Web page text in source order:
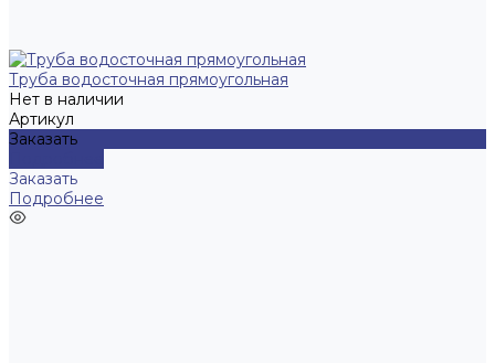
Труба водосточная прямоугольная
Нет в наличии
Артикул
Заказать
Заказать
Подробнее